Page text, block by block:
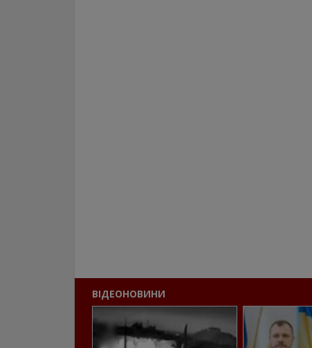
ВІДЕОНОВИНИ